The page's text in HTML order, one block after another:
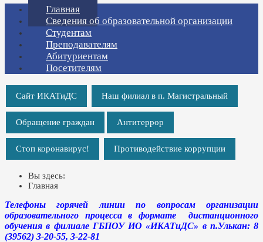
Главная
Сведения об образовательной организации
Студентам
Преподавателям
Абитуриентам
Посетителям
Сайт ИКАТиДС Наш филиал в п. Магистральный
Обращение граждан Антитеррор
Стоп коронавирус! Противодействие коррупции
Вы здесь:
Главная
Телефоны горячей линии по вопросам организации
образовательного процесса в формате дистанционного
обучения в филиале ГБПОУ ИО «ИКАТиДС» в п.Улькан: 8
(39562) 3-20-55, 3-22-81